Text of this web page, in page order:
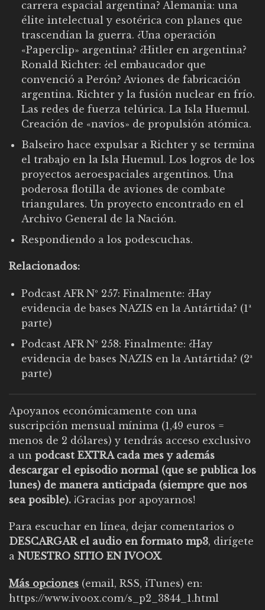
carrera espacial argentina? Alemania: una
élite intelectual y esotérica con planes que
trascendían la guerra. ¿Una operación
«Paperclip» argentina? ¿Hitler en argentina?
Ronald Richter: ¿el embaucador que
convenció a Perón? Aviones de fabricación
argentina. Richter y la fusión nuclear en frío.
Las redes de fuerza telúrica. La Isla Huemul.
Creación de «navíos» de propulsión atómica.
Balseiro hace expulsar a Richter y se termina
el trabajo en la Isla Huemul. Los logros de los
proyectos aeroespaciales argentinos. Una
poderosa flotilla de aviones de combate
triangulares. Un proyecto encontrado en el
Archivo General de la Nación.
Respondiendo a los podescuchas.
Relacionados:
Podcast AFR Nº 257: Finalmente: ¿Hay
evidencia de bases NAZIS en la Antártida? (1ª
parte)
Podcast AFR Nº 258: Finalmente: ¿Hay
evidencia de bases NAZIS en la Antártida? (2ª
parte)
Apoyanos económicamente con una
suscripción mensual mínima (1,49 euros =
menos de 2 dólares) y tendrás acceso exclusivo
a un podcast EXTRA cada mes y además
descargar el episodio normal (que se publica los
lunes) de manera anticipada (siempre que nos
sea posible). ¡Gracias por apoyarnos!
Para escuchar en línea, dejar comentarios o
DESCARGAR el audio en formato mp3, dirígete
a NUESTRO SITIO EN IVOOX.
Más opciones (email, RSS, iTunes) en:
https://www.ivoox.com/s_p2_3844_1.html